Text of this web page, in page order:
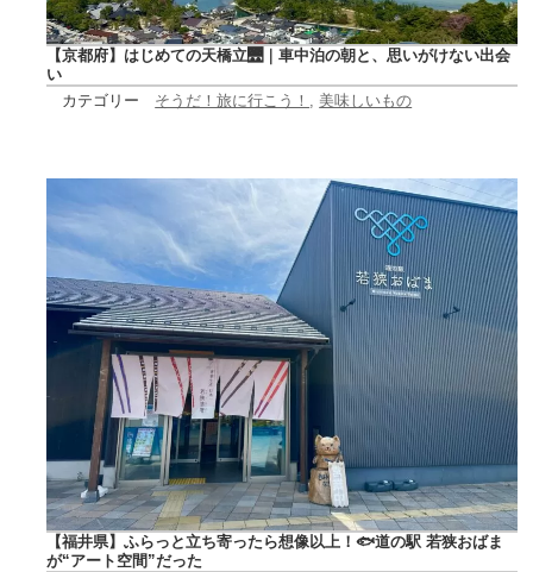
【京都府】はじめての天橋立🌉｜車中泊の朝と、思いがけない出会
い
カテゴリー
そうだ！旅に行こう！ , 美味しいもの
【福井県】ふらっと立ち寄ったら想像以上！🐟道の駅 若狭おばま
が“アート空間”だった